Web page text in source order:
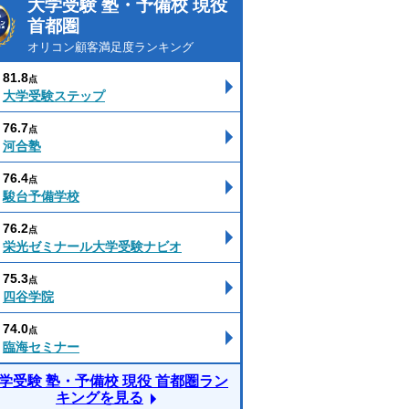
大学受験 塾・予備校 現役
首都圏
オリコン顧客満足度ランキング
81.8点
大学受験ステップ
76.7点
河合塾
76.4点
駿台予備学校
76.2点
栄光ゼミナール大学受験ナビオ
75.3点
四谷学院
74.0点
臨海セミナー
受験 塾・予備校 現役 首都圏ラン
キングを見る